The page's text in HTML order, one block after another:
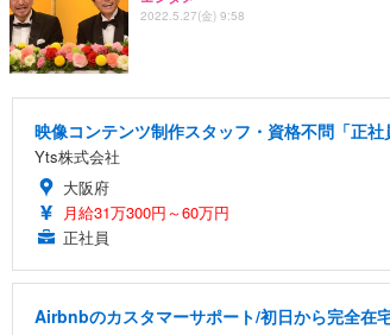
2022.5.27(金) 9:58
映像コンテンツ制作スタッフ・資格不問「正
Yts株式会社
大阪府
月給31万300円～60万円
正社員
Airbnbのカスタマーサポート/初日から完全在